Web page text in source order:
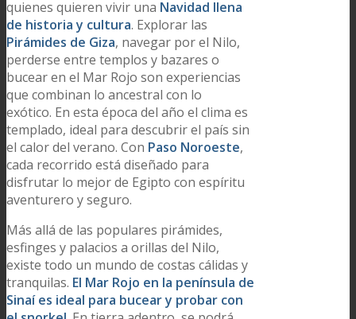
quienes quieren vivir una Navidad llena
de historia y cultura. Explorar las
Pirámides de Giza, navegar por el Nilo,
perderse entre templos y bazares o
bucear en el Mar Rojo son experiencias
que combinan lo ancestral con lo
exótico. En esta época del año el clima es
templado, ideal para descubrir el país sin
el calor del verano. Con Paso Noroeste,
cada recorrido está diseñado para
disfrutar lo mejor de Egipto con espíritu
aventurero y seguro.
Más allá de las populares pirámides,
esfinges y palacios a orillas del Nilo,
existe todo un mundo de costas cálidas y
tranquilas. El Mar Rojo en la península de
Sinaí es ideal para bucear y probar con